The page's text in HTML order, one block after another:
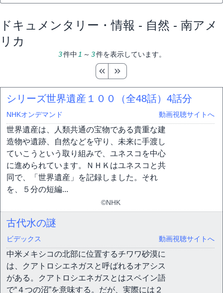
ドキュメンタリー・情報 - 自然 - 南アメ
リカ
3件中 1 ～ 3件を表示しています。
シリーズ世界遺産１００（全48話） 4話分
NHKオンデマンド 動画視聴サイトへ
世界遺産は、人類共通の宝物である貴重な建
造物や遺跡、自然などを守り、未来に手渡し
ていこうという取り組みで、ユネスコを中心
に進められています。ＮＨＫはユネスコと共
同で、「世界遺産」を記録しました。それ
を、５分の短編...
©NHK
古代水の謎
ビデックス 動画視聴サイトへ
中米メキシコの北部に位置するチワワ砂漠に
は、クアトロシエネガスと呼ばれるオアシス
がある。クアトロシエネガスとはスペイン語
で“４つの沼”を意味する。だが、実際には２